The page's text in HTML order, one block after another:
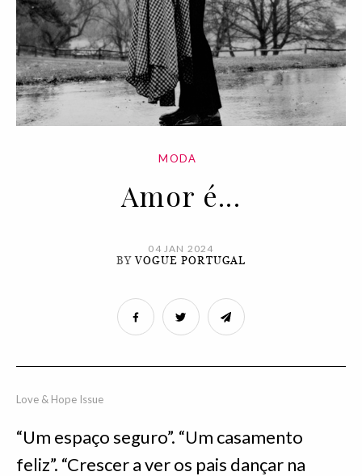
MODA
Amor é...
04 JAN 2024
BYVOGUE PORTUGAL
Love & Hope Issue
“Um espaço seguro”. “Um casamento
feliz”. “Crescer a ver os pais dançar na